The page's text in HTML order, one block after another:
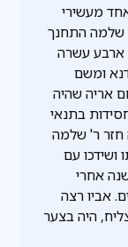
מעשירי
שלמה התחנך
ארבע עשרה
ומשם
אריה שהיה
בתנאי
חזר ר' שלמה
ושידכו עם
אחרי
אביו רצה
היה בצער